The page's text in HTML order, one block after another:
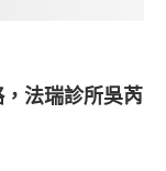
法瑞診所吳芮